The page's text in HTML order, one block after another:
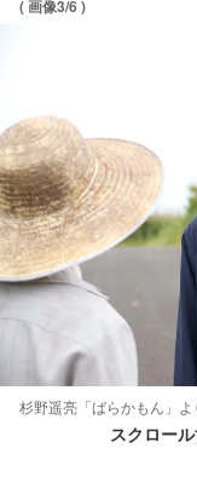
( 画像3/6 )
杉野遥亮「ばらかもん」
スクロー